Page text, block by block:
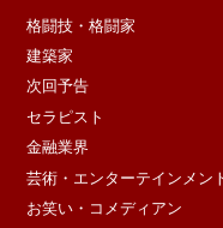
格闘技・格闘家
建築家
次回予告
セラピスト
金融業界
芸術・エンターテインメン
お笑い・コメディアン